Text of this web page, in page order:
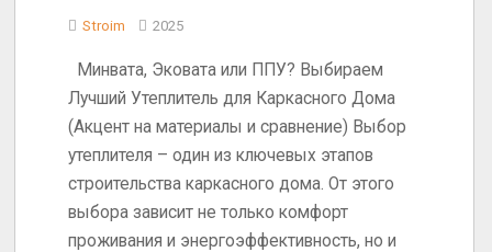
Stroim 2025
Минвата, Эковата или ППУ? Выбираем
Лучший Утеплитель для Каркасного Дома
(Акцент на материалы и сравнение) Выбор
утеплителя – один из ключевых этапов
строительства каркасного дома. От этого
выбора зависит не только комфорт
проживания и энергоэффективность, но и